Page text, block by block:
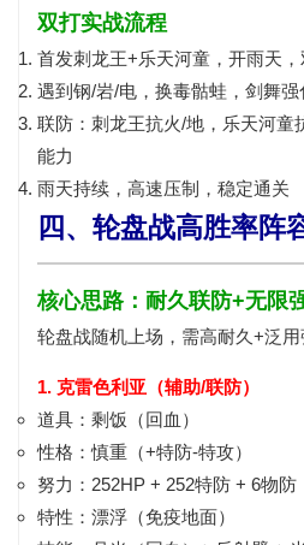
双打实战流程
首发刺龙王+乐天河童， 开雨天
遇到钢/岩/电，换毒骷蛙， 剑舞强
联防：刺龙王抗火/地，乐天河童
能力
雨天持续，高速压制，稳定通关
四、轮盘战高胜率阵
核心思路：耐久联防+无限
轮盘战随机上场，需高耐久+泛
1. 克雷色利亚（辅助/联防）
道具： 剩饭（回血）
性格：慎重（+特防-特攻）
努力： 252HP + 252特防 + 6物防
特性： 漂浮（免疫地面）